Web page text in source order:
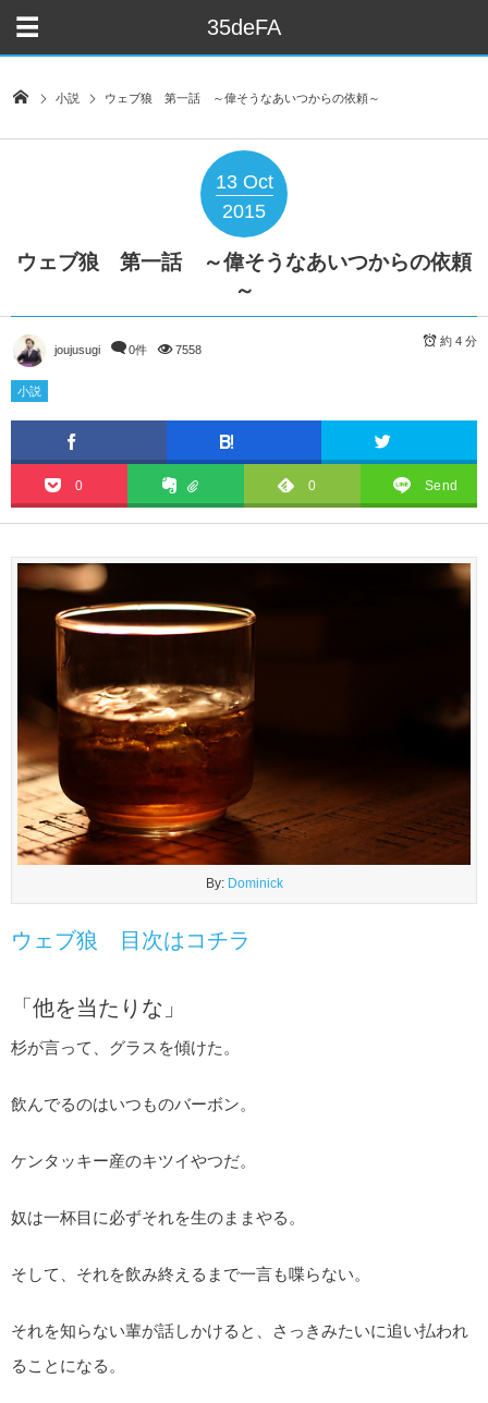
35deFA
小説 ウェブ狼 第一話 ～偉そうなあいつからの依頼～
13 Oct
2015
ウェブ狼 第一話 ～偉そうなあいつからの依頼
～
joujusugi 0件 7558
約 4 分
小説
0 0 Send
By: Dominick
ウェブ狼 目次はコチラ
「他を当たりな」
杉が言って、グラスを傾けた。
飲んでるのはいつものバーボン。
ケンタッキー産のキツイやつだ。
奴は一杯目に必ずそれを生のままやる。
そして、それを飲み終えるまで一言も喋らない。
それを知らない輩が話しかけると、さっきみたいに追い払われ
ることになる。